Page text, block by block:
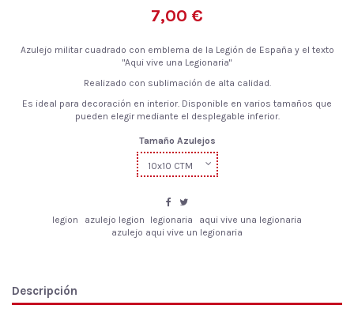
7,00 €
Azulejo militar cuadrado con emblema de la Legión de España y el texto
"Aqui vive una Legionaria"
Realizado con sublimación de alta calidad.
Es ideal para decoración en interior. Disponible en varios tamaños que
pueden elegir mediante el desplegable inferior.
Tamaño Azulejos
legion azulejo legion legionaria
aqui vive una legionaria
azulejo aqui vive un legionaria
Descripción